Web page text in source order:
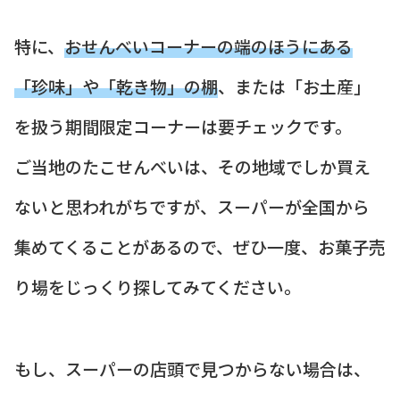
特に、 おせんべいコーナーの端のほうにある
「珍味」や「乾き物」の棚、または「お土産」
を扱う期間限定コーナーは要チェックです。
ご当地のたこせんべいは、その地域でしか買え
ないと思われがちですが、スーパーが全国から
集めてくることがあるので、ぜひ一度、お菓子売
り場をじっくり探してみてください。
もし、スーパーの店頭で見つからない場合は、